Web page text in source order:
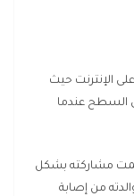
الإنترنت حيث
السطح عندما
وتمت مشاركته بشكل
من إصابة